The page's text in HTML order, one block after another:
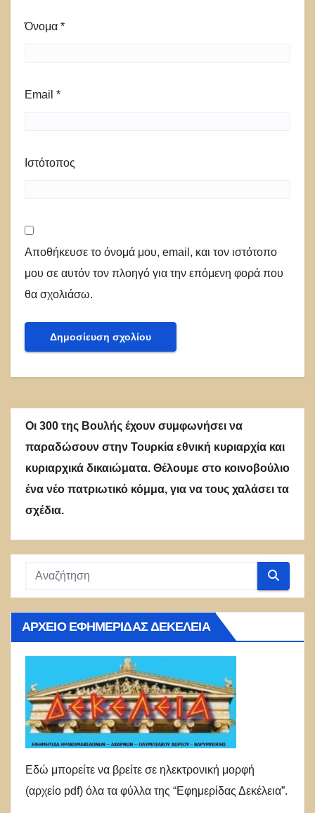
Όνομα *
Email *
Ιστότοπος
Αποθήκευσε το όνομά μου, email, και τον ιστότοπο
μου σε αυτόν τον πλοηγό για την επόμενη φορά που
θα σχολιάσω.
Οι 300 της Βουλής έχουν συμφωνήσει να
παραδώσουν στην Τουρκία εθνική κυριαρχία και
κυριαρχικά δικαιώματα. Θέλουμε στο κοινοβούλιο
ένα νέο πατριωτικό κόμμα, για να τους χαλάσει τα
σχέδια.
ΑΡΧΕΊΟ ΕΦΗΜΕΡΊΔΑΣ ΔΕΚΈΛΕΙΑ
Εδώ μπορείτε να βρείτε σε ηλεκτρονική μορφή
(αρχείο pdf) όλα τα φύλλα της “Εφημερίδας Δεκέλεια”.